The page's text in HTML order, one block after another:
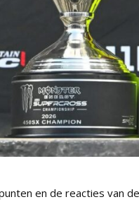
en de reacties van